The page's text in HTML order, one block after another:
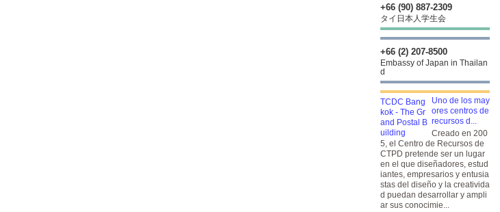
+66 (90) 887-2309
タイ日本人学生会
+66 (2) 207-8500
Embassy of Japan in Thailan
d
Uno de los may
ores centros de
recursos d...
Creado en 200
5, el Centro de Recursos de
CTPD pretende ser un lugar
en el que diseñadores, estud
iantes, empresarios y entusia
stas del diseño y la creativida
d puedan desarrollar y ampli
ar sus conocimie...